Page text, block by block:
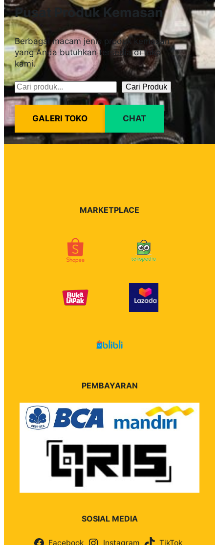
Pusat Produk Kemasan
Berbagai macam jenis produk kemasan
yang Anda butuhkan tersedia di toko
kami.
Pencarian Cari Produk
GALERI TOKO CHAT
MARKETPLACE
PEMBAYARAN
SOSIAL MEDIA
Facebook Instagram TikTok